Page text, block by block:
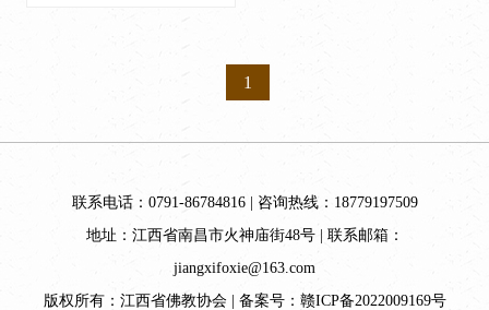
1
联系电话：0791-86784816 | 咨询热线：18779197509
地址：江西省南昌市火神庙街48号 | 联系邮箱：
jiangxifoxie@163.com
版权所有：江西省佛教协会 | 备案号： 赣ICP备2022009169号